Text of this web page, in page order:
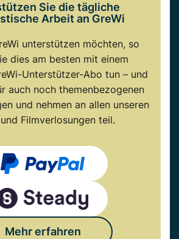
Sie die tägliche
Arbeit an GreWi
unterstützen möchten, so
dies am besten mit einem
Unterstützer-Abo tun – und
auch noch themenbezogenen
und nehmen an allen unseren
Filmverlosungen teil.
Mehr erfahren